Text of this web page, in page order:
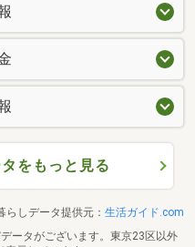
をもっと見る
らしデータ提供元： 生活ガイド.com
ータがございます。東京23区以外